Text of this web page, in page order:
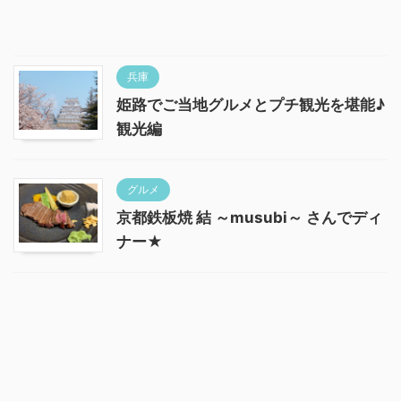
兵庫
姫路でご当地グルメとプチ観光を堪能♪
観光編
グルメ
京都鉄板焼 結 ～musubi～ さんでディ
ナー★